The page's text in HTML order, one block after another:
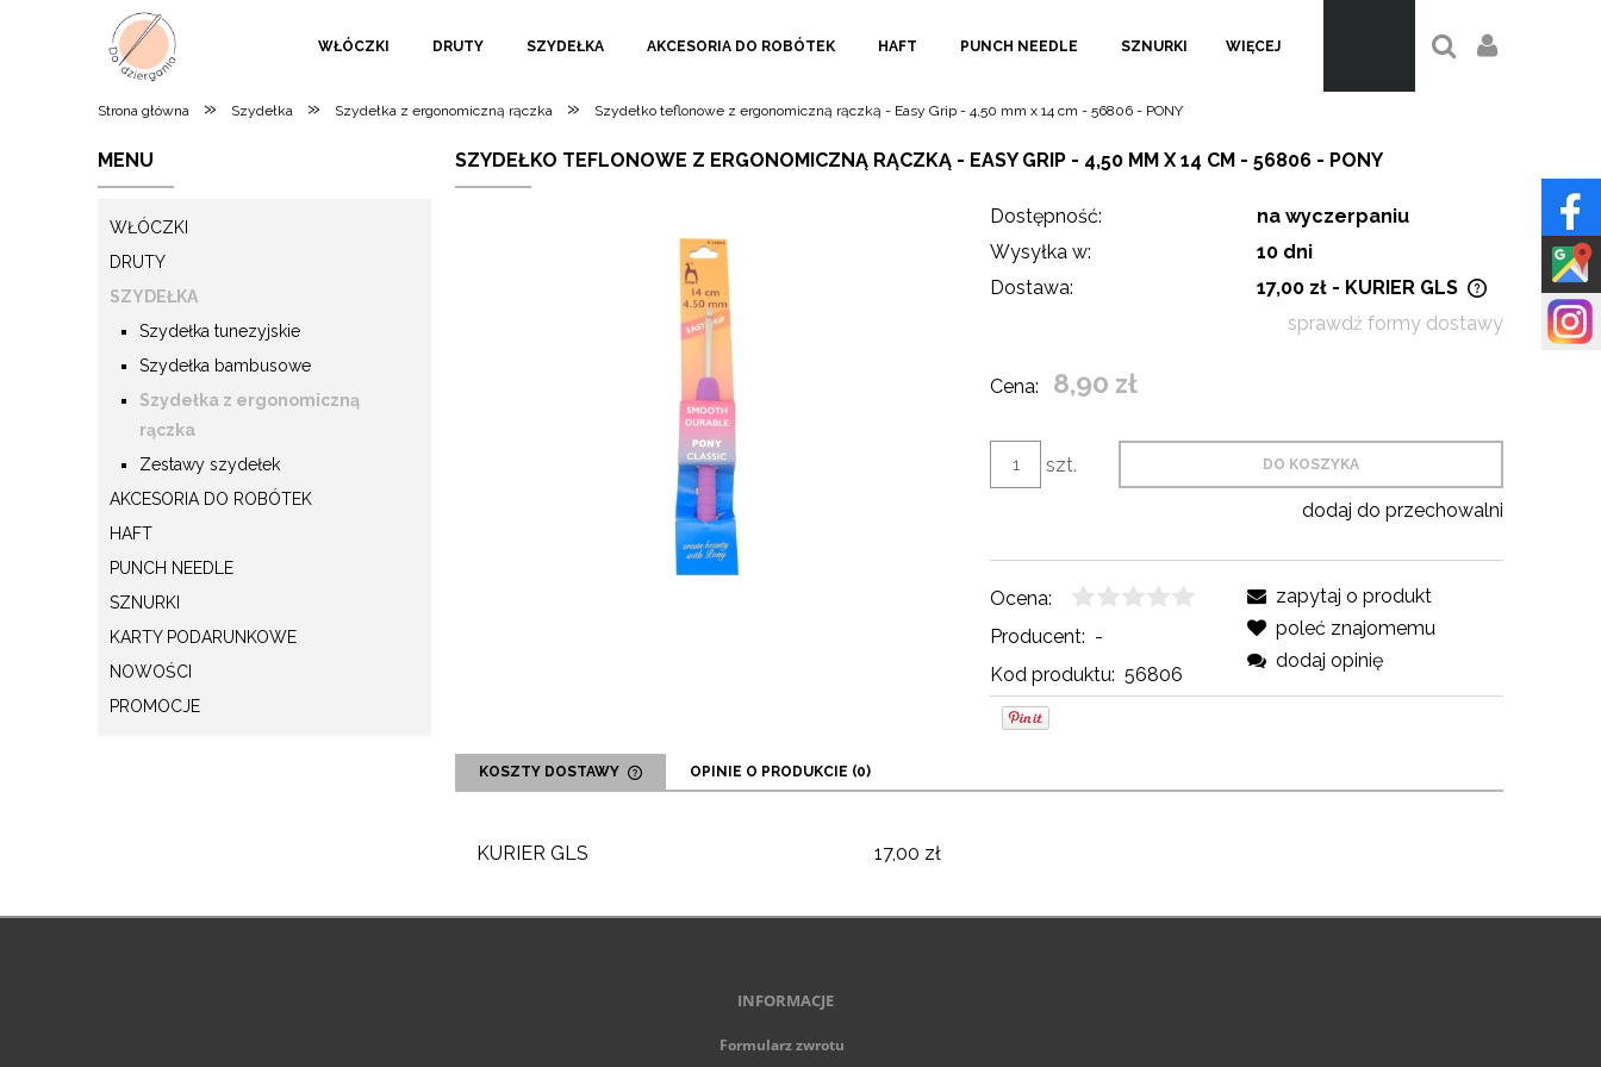
WŁÓCZKI DRUTY SZYDEŁKA AKCESORIA DO ROBÓTEK HAFT PUNCH NEEDLE SZNURKI WIĘCEJ
Strona główna » Szydełka » Szydełka z ergonomiczną rączka » Szydełko teflonowe z ergonomiczną rączką - Easy Grip - 4,50 mm x 14 cm - 56806 - PONY
MENU
WŁÓCZKI
DRUTY
SZYDEŁKA
Szydełka tunezyjskie
Szydełka bambusowe
Szydełka z ergonomiczną
rączka
Zestawy szydełek
AKCESORIA DO ROBÓTEK
HAFT
PUNCH NEEDLE
SZNURKI
KARTY PODARUNKOWE
NOWOŚCI
PROMOCJE
SZYDEŁKO TEFLONOWE Z ERGONOMICZNĄ RĄCZKĄ - EASY GRIP - 4,50 MM X 14 CM - 56806 - PONY
Dostępność:
na wyczerpaniu
Wysyłka w:
10 dni
Dostawa:
17,00 zł - KURIER GLS
sprawdź formy dostawy
Cena: 8,90 zł
szt. DO KOSZYKA
dodaj do przechowalni
Ocena:
Producent: -
Kod produktu: 56806
zapytaj o produkt
poleć znajomemu
dodaj opinię
KOSZTY DOSTAWY OPINIE O PRODUKCIE (0)
KURIER GLS 17,00 zł
INFORMACJE
Formularz zwrotu